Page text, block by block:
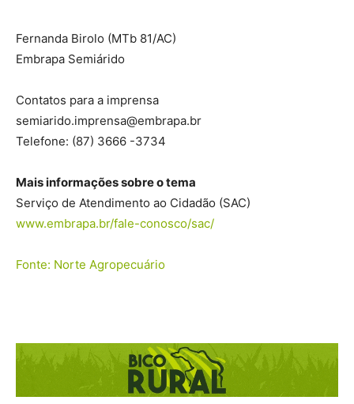
Fernanda Birolo (MTb 81/AC)
Embrapa Semiárido
Contatos para a imprensa
semiarido.imprensa@embrapa.br
Telefone: (87) 3666 -3734
Mais informações sobre o tema
Serviço de Atendimento ao Cidadão (SAC)
www.embrapa.br/fale-conosco/sac/
Fonte: Norte Agropecuário